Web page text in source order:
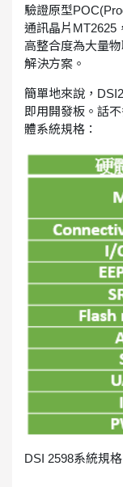
驗證原型
通訊晶片MT2625
高整合度為大量
解決方案。
簡單地來說，
即用開發板。話
體系統規格：
DSI 2598系統規